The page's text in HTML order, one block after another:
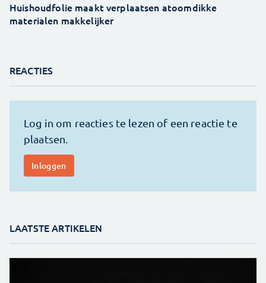
Huishoudfolie maakt verplaatsen atoomdikke
materialen makkelijker
REACTIES
LAATSTE ARTIKELEN